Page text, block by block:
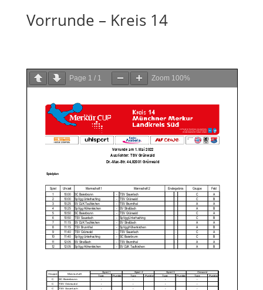
Vorrunde – Kreis 14
Page 1 / 1 Zoom 100%